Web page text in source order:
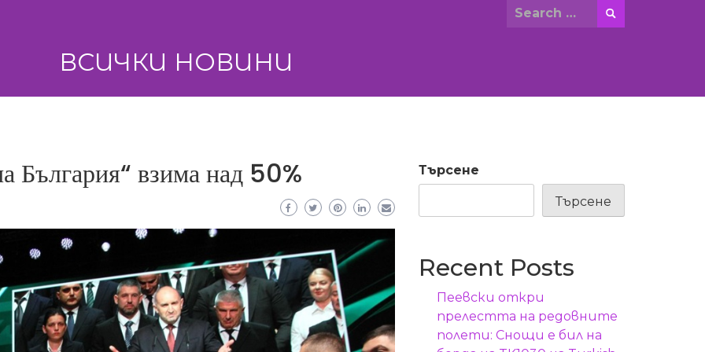
Search
ВСИЧКИ НОВИНИ
България“ взима над 50% Търсене
Търсене
Recent Posts
Пеевски откри
прелестта на редовните
полети: Снощи е бил на